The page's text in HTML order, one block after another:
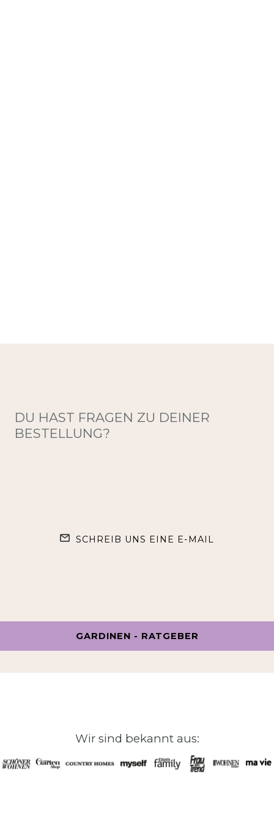
DU HAST FRAGEN ZU DEINER
BESTELLUNG?
SCHREIB UNS EINE E-MAIL
GARDINEN - RATGEBER
Wir sind bekannt aus: